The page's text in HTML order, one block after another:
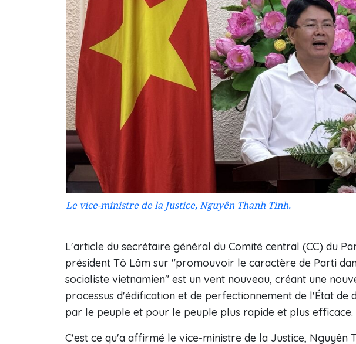
Le vice-ministre de la Justice, Nguyên Thanh Tinh.
L'article du secrétaire général du Comité central (CC) du
président Tô Lâm sur "promouvoir le caractère de Parti
socialiste vietnamien" est un vent nouveau, créant une
processus d'édification et de perfectionnement de l'État de
par le peuple et pour le peuple plus rapide et plus efficace.
C'est ce qu'a affirmé le vice-ministre de la Justice, Nguyên